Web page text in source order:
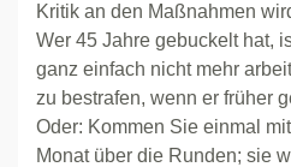
Kritik an den Maßnahmen
Wer 45 Jahre gebuckelt hat,
ganz einfach nicht mehr
zu bestrafen, wenn er früher
Oder: Kommen Sie einmal
Monat über die Runden; sie